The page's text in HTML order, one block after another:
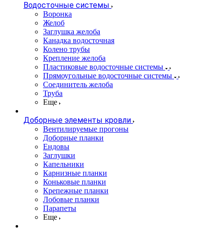
Водосточные системы
Воронка
Желоб
Заглушка желоба
Канадка водосточная
Колено трубы
Крепление желоба
Пластиковые водосточные системы
Прямоугольные водосточные системы
Соединитель желоба
Труба
Еще
Доборные элементы кровли
Вентилируемые прогоны
Доборные планки
Ендовы
Заглушки
Капельники
Карнизные планки
Коньковые планки
Крепежные планки
Лобовые планки
Парапеты
Еще